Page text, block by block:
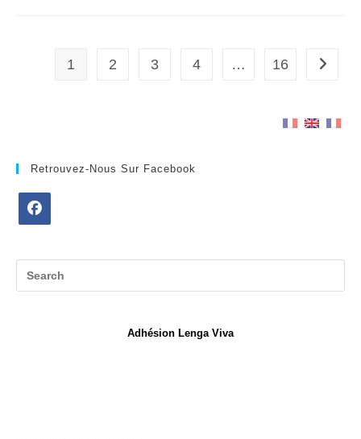
1 2 3 4 … 16 Go to
Retrouvez-Nous Sur Facebook
new
Adhésion Lenga Viva